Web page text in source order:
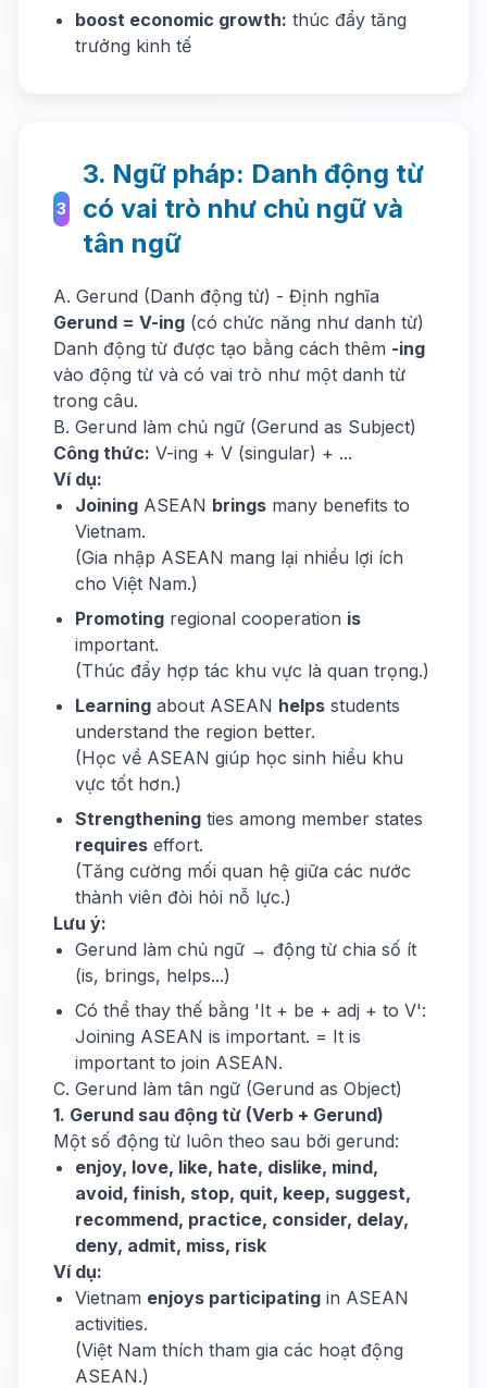
boost economic growth: thúc đẩy tăng
trưởng kinh tế
3
3. Ngữ pháp: Danh động từ
có vai trò như chủ ngữ và
tân ngữ
A. Gerund (Danh động từ) - Định nghĩa
Gerund = V-ing (có chức năng như danh từ)
Danh động từ được tạo bằng cách thêm -ing
vào động từ và có vai trò như một danh từ
trong câu.
B. Gerund làm chủ ngữ (Gerund as Subject)
Công thức: V-ing + V (singular) + ...
Ví dụ:
Joining ASEAN brings many benefits to
Vietnam.
(Gia nhập ASEAN mang lại nhiều lợi ích
cho Việt Nam.)
Promoting regional cooperation is
important.
(Thúc đẩy hợp tác khu vực là quan trọng.)
Learning about ASEAN helps students
understand the region better.
(Học về ASEAN giúp học sinh hiểu khu
vực tốt hơn.)
Strengthening ties among member states
requires effort.
(Tăng cường mối quan hệ giữa các nước
thành viên đòi hỏi nỗ lực.)
Lưu ý:
Gerund làm chủ ngữ → động từ chia số ít
(is, brings, helps...)
Có thể thay thế bằng 'It + be + adj + to V':
Joining ASEAN is important. = It is
important to join ASEAN.
C. Gerund làm tân ngữ (Gerund as Object)
1. Gerund sau động từ (Verb + Gerund)
Một số động từ luôn theo sau bởi gerund:
enjoy, love, like, hate, dislike, mind,
avoid, finish, stop, quit, keep, suggest,
recommend, practice, consider, delay,
deny, admit, miss, risk
Ví dụ:
Vietnam enjoys participating in ASEAN
activities.
(Việt Nam thích tham gia các hoạt động
ASEAN.)